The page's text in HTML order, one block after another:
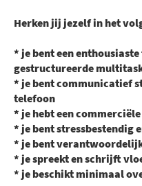
Herken jij jezelf in het
* je bent een
gestructureerde
* je bent communicatief
telefoon
* je hebt een
* je bent stressbestendig
* je bent
* je spreekt en schrijft
* je beschikt minimaal